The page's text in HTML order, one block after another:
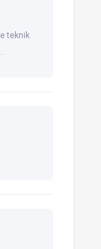
teknik